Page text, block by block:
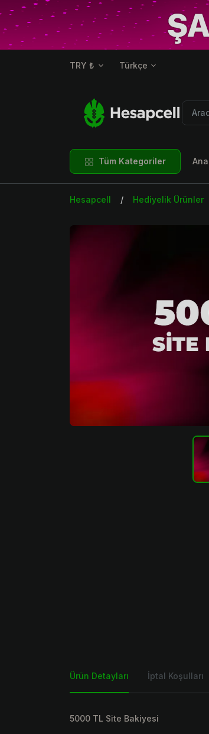
TRY ₺ Türkçe
Tüm Kategoriler
Hesapcell Hediyelik Ürünler
Ürün Detayları İptal Koşulları
5000 TL Site Bakiyesi